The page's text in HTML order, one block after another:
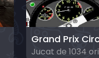
Jucat de 1034 ori